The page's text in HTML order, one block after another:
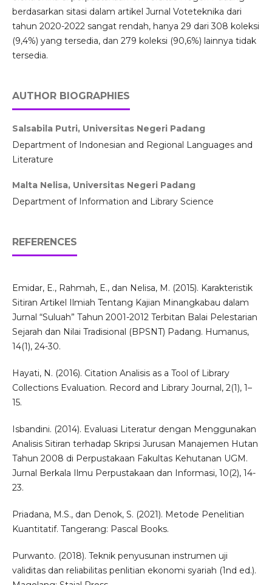
berdasarkan sitasi dalam artikel Jurnal Voteteknika dari
tahun 2020-2022 sangat rendah, hanya 29 dari 308 koleksi
(9,4%) yang tersedia, dan 279 koleksi (90,6%) lainnya tidak
tersedia.
AUTHOR BIOGRAPHIES
Salsabila Putri, Universitas Negeri Padang
Department of Indonesian and Regional Languages ​​and
Literature
Malta Nelisa, Universitas Negeri Padang
Department of Information and Library Science
REFERENCES
Emidar, E., Rahmah, E., dan Nelisa, M. (2015). Karakteristik
Sitiran Artikel Ilmiah Tentang Kajian Minangkabau dalam
Jurnal “Suluah” Tahun 2001-2012 Terbitan Balai Pelestarian
Sejarah dan Nilai Tradisional (BPSNT) Padang. Humanus,
14(1), 24-30.
Hayati, N. (2016). Citation Analisis as a Tool of Library
Collections Evaluation. Record and Library Journal, 2(1), 1–
15.
Isbandini. (2014). Evaluasi Literatur dengan Menggunakan
Analisis Sitiran terhadap Skripsi Jurusan Manajemen Hutan
Tahun 2008 di Perpustakaan Fakultas Kehutanan UGM.
Jurnal Berkala Ilmu Perpustakaan dan Informasi, 10(2), 14-
23.
Priadana, M.S., dan Denok, S. (2021). Metode Penelitian
Kuantitatif. Tangerang: Pascal Books.
Purwanto. (2018). Teknik penyusunan instrumen uji
validitas dan reliabilitas penlitian ekonomi syariah (1nd ed.).